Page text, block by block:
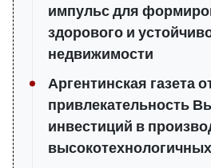
импульс для
здорового и
недвижимости
Аргентинская газета
привлекательность
инвестиций в